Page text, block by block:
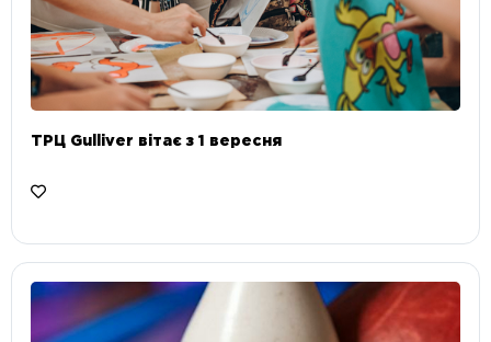
ТРЦ Gulliver вітає з 1 вересня